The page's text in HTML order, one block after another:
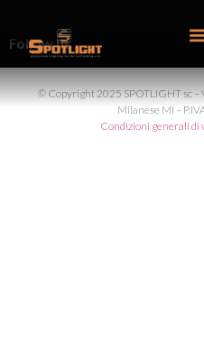
Follow us
© Copyright 2025 SPOTLIGHT sc –
Milanese MI –
Condizioni generali di